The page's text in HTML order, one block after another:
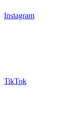
Instagram
TikTok